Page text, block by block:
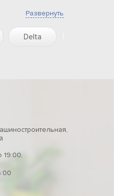
Delta
Развернуть
19:00,